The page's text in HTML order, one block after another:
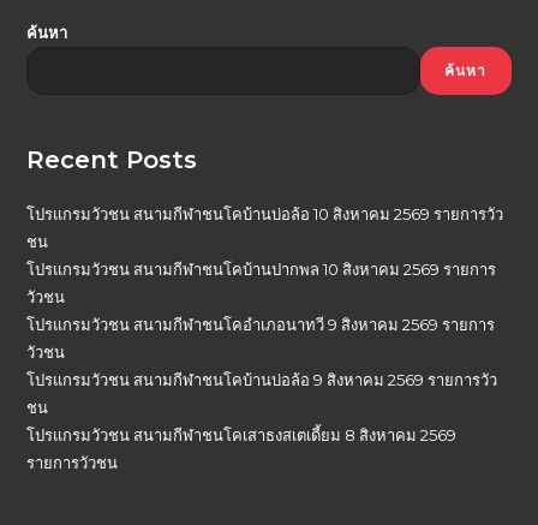
ค้นหา
ค้นหา
Recent Posts
โปรแกรมวัวชน สนามกีฬาชนโคบ้านบ่อล้อ 10 สิงหาคม 2569 รายการวัว
ชน
โปรแกรมวัวชน สนามกีฬาชนโคบ้านปากพล 10 สิงหาคม 2569 รายการ
วัวชน
โปรแกรมวัวชน สนามกีฬาชนโคอำเภอนาทวี 9 สิงหาคม 2569 รายการ
วัวชน
โปรแกรมวัวชน สนามกีฬาชนโคบ้านบ่อล้อ 9 สิงหาคม 2569 รายการวัว
ชน
โปรแกรมวัวชน สนามกีฬาชนโคเสาธงสเตเดี้ยม 8 สิงหาคม 2569
รายการวัวชน